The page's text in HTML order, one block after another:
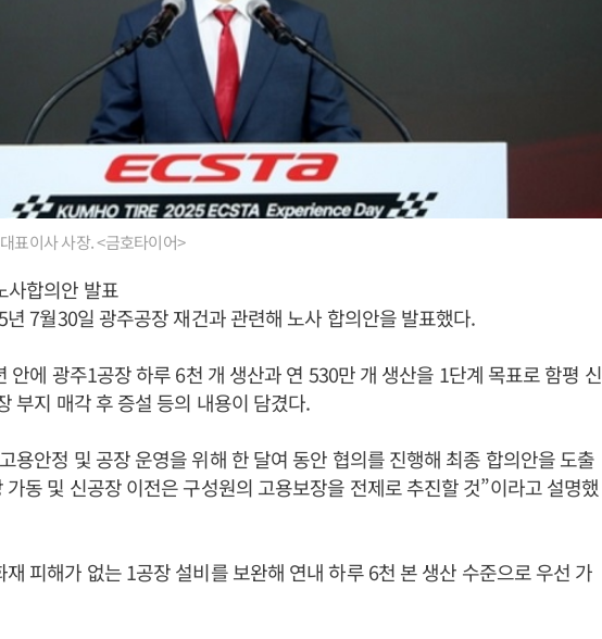
표이사 사장. <금호타이어>
합의안 발표
7월30일 광주공장 재건과 관련해 노사 합의안을 발표했다.
안에 광주1공장 하루 6천 개 생산과 연 530만 개 생산을 1단계 목표로 함평 신
부지 매각 후 증설 등의 내용이 담겼다.
용안정 및 공장 운영을 위해 한 달여 동안 협의를 진행해 최종 합의안을 도출
가동 및 신공장 이전은 구성원의 고용보장을 전제로 추진할 것”이라고 설명했
피해가 없는 1공장 설비를 보완해 연내 하루 6천 본 생산 수준으로 우선 가